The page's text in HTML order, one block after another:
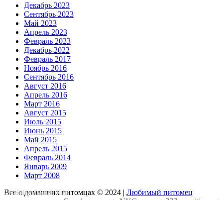
Декабрь 2023
Сентябрь 2023
Май 2023
Апрель 2023
Февраль 2023
Декабрь 2022
Февраль 2017
Ноябрь 2016
Сентябрь 2016
Август 2016
Апрель 2016
Март 2016
Август 2015
Июль 2015
Июнь 2015
Май 2015
Апрель 2015
Февраль 2014
Январь 2009
Март 2008
Скопировать лендинг
Все о домашних питомцах © 2024 | Любимый питомец